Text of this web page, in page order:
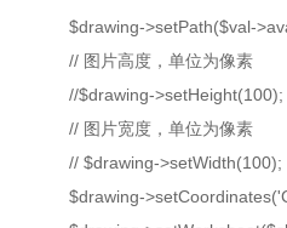
$drawing->setPath($val-
// 图片高度，单位为像素
//$drawing->setHeight(100);
// 图片宽度，单位为像素
// $drawing->setWidth(100);
$drawing-